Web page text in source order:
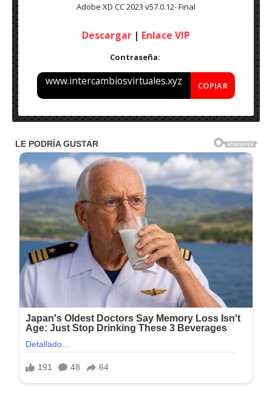
Adobe XD CC 2023 v57.0.12- Final
Descargar | Enlace VIP
Contraseña:
www.intercambiosvirtuales.xyz COPIAR
Nombre: Adobe XD CC v57.0.12- Final
Tamaño: 320 MB
Idioma: Multilenguaje (Español)
Activador: Pre-Active
S.O: Windows (x64 Bits)